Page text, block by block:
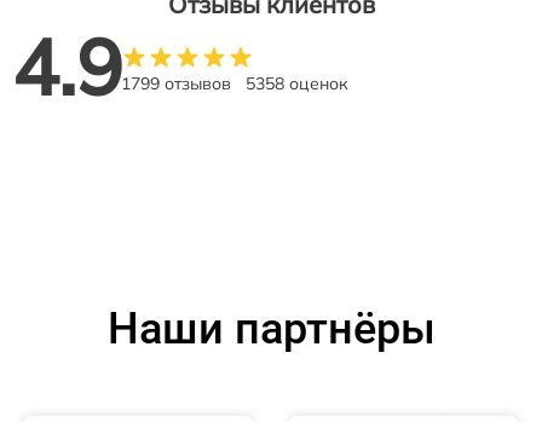
4.91799 отзывов 5358 оценок
Наши партнёры